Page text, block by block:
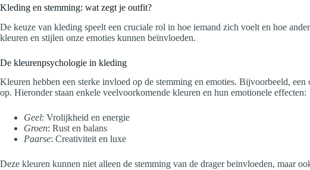
Kleding en stemming: wat zegt je outfit?
De keuze van kleding speelt een cruciale rol in hoe iemand zich voelt en hoe
kleuren en stijlen onze emoties kunnen beïnvloeden.
De kleurenpsychologie in kleding
Kleuren hebben een sterke invloed op de stemming en emoties. Bijvoorbeeld, een
op. Hieronder staan enkele veelvoorkomende kleuren en hun emotionele effecten:
Geel: Vrolijkheid en energie
Groen: Rust en balans
Paarse: Creativiteit en luxe
Deze kleuren kunnen niet alleen de stemming van de drager beïnvloeden, maar